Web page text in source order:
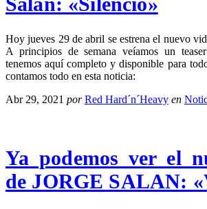
Hoy jueves 29 de abril se estrena el nuevo
A principios de semana veíamos un
tenemos aquí completo y disponible para
contamos todo en esta noticia:
Abr 29, 2021 por Red Hard´n´Heavy en
Ya podemos ver el
de JORGE SALAN: